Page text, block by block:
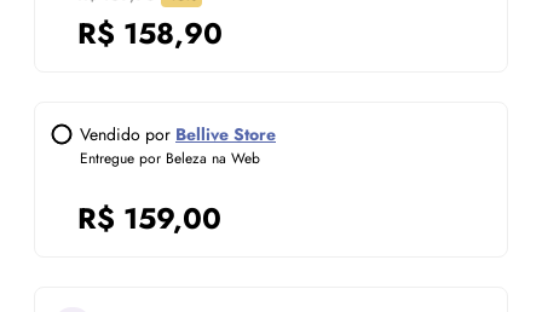
R$ 158,90
Vendido por Bellive Store
Entregue por Beleza na Web
R$ 159,00